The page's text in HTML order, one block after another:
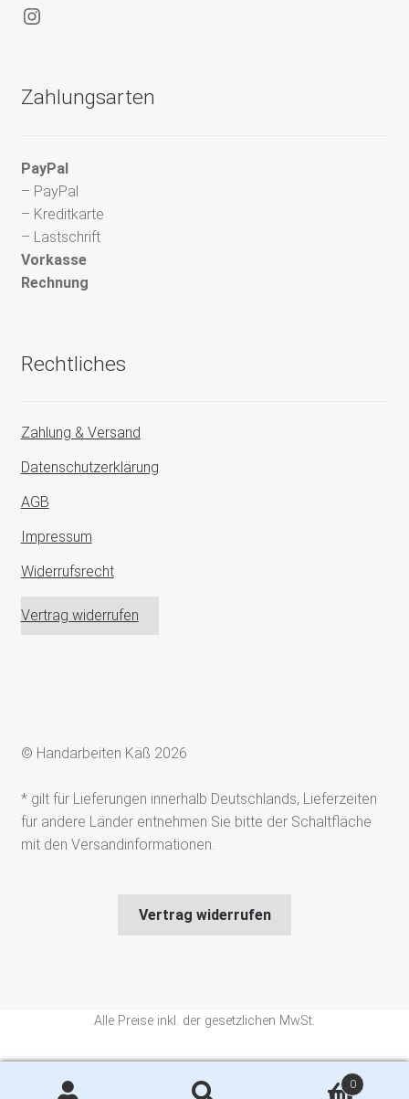
Instagram
Zahlungsarten
PayPal
– PayPal
– Kreditkarte
– Lastschrift
Vorkasse
Rechnung
Rechtliches
Zahlung & Versand
Datenschutzerklärung
AGB
Impressum
Widerrufsrecht
Vertrag widerrufen
© Handarbeiten Käß 2026
* gilt für Lieferungen innerhalb Deutschlands, Lieferzeiten
für andere Länder entnehmen Sie bitte der Schaltfläche
mit den Versandinformationen.
Vertrag widerrufen
0
Alle Preise inkl. der gesetzlichen MwSt.
diesem Online-Shop.